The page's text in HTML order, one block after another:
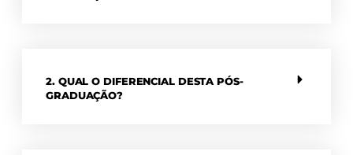
2. QUAL O DIFERENCIAL DESTA PÓS-
GRADUAÇÃO?